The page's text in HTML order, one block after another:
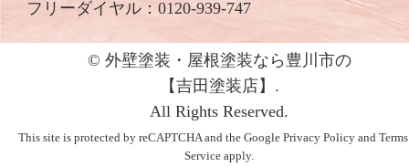
フリーダイヤル： 0120-939-747
© 外壁塗装・屋根塗装なら豊川市の
【吉⽥塗装店】.
All Rights Reserved.
This site is protected by reCAPTCHA and the Google Privacy Policyand
Service apply.